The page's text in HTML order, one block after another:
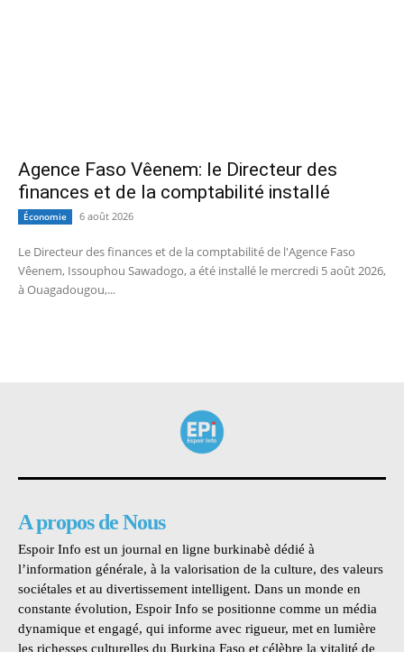
Agence Faso Vêenem: le Directeur des
finances et de la comptabilité installé
Économie 6 août 2026
Le Directeur des finances et de la comptabilité de l'Agence Faso
Vêenem, Issouphou Sawadogo, a été installé le mercredi 5 août 2026,
à Ouagadougou,...
A propos de Nous
Espoir Info est un journal en ligne burkinabè dédié à
l’information générale, à la valorisation de la culture, des valeurs
sociétales et au divertissement intelligent. Dans un monde en
constante évolution, Espoir Info se positionne comme un média
dynamique et engagé, qui informe avec rigueur, met en lumière
les richesses culturelles du Burkina Faso et célèbre la vitalité de